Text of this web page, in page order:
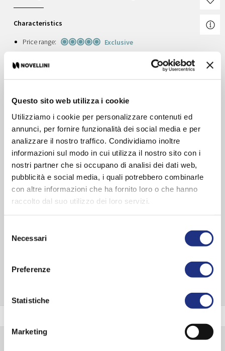
Questo sito web utilizza i cookie
Utilizziamo i cookie per personalizzare contenuti ed
annunci, per fornire funzionalità dei social media e per
analizzare il nostro traffico. Condividiamo inoltre
informazioni sul modo in cui utilizza il nostro sito con i
nostri partner che si occupano di analisi dei dati web,
pubblicità e social media, i quali potrebbero combinarle
con altre informazioni che ha fornito loro o che hanno
raccolto dal suo utilizzo dei loro servizi.
delNecessari
Preferenze
Statistiche
Marketing
Characteristics
Price range:
Exclusive
Liner Colour:White, Matt white
Functions and fittings:
Bluetooth, Chromolight, Disinfection,
Head rest
Style: Essential
Panel colour:Umbra , Sabbia , White , White wood , Rovere
Fiemme , Rovere Miele , Polvere , Ash , Tortora , Matt white ,
Dolomite
Sizes
170x70 cm
170x75 cm
180x80 cm
190x80 cm